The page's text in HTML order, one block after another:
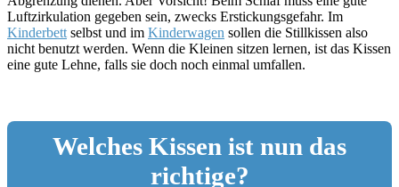
Luftzirkulation gegeben sein, zwecks Erstickungsgefahr. Im
Kinderbett selbst und im Kinderwagen sollen die Stillkissen also
nicht benutzt werden. Wenn die Kleinen sitzen lernen, ist das Kissen
eine gute Lehne, falls sie doch noch einmal umfallen.
Welches Kissen ist nun das
richtige?